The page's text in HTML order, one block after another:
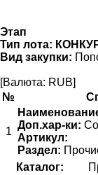
Этап
Тип лота:
Вид закупки:
[Валюта: RUB]
№
1
Доп.хар-ки:
Артикул:
Раздел:
Каталог: